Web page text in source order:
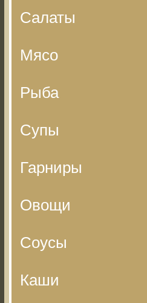
Салаты
Мясо
Рыба
Супы
Гарниры
Овощи
Соусы
Каши